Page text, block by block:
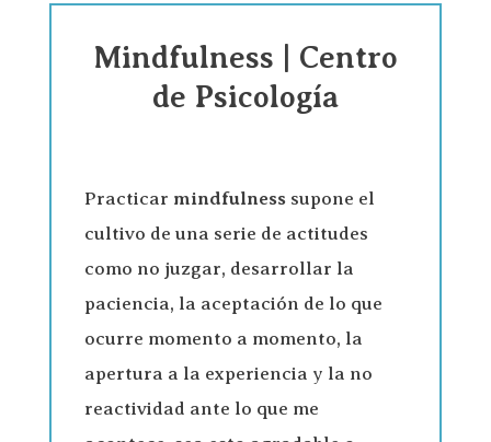
Mindfulness | Centro
de Psicología
Practicar mindfulnesssupone el
cultivo de una serie de actitudes
como no juzgar, desarrollar la
paciencia, la aceptación de lo que
ocurre momento a momento, la
apertura a la experiencia y la no
reactividad ante lo que me